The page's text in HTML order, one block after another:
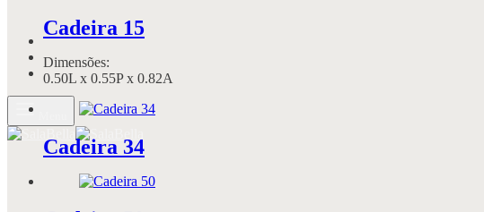
Cadeira 15
Dimensões:
0.50L x 0.55P x 0.82A
Cadeira 34